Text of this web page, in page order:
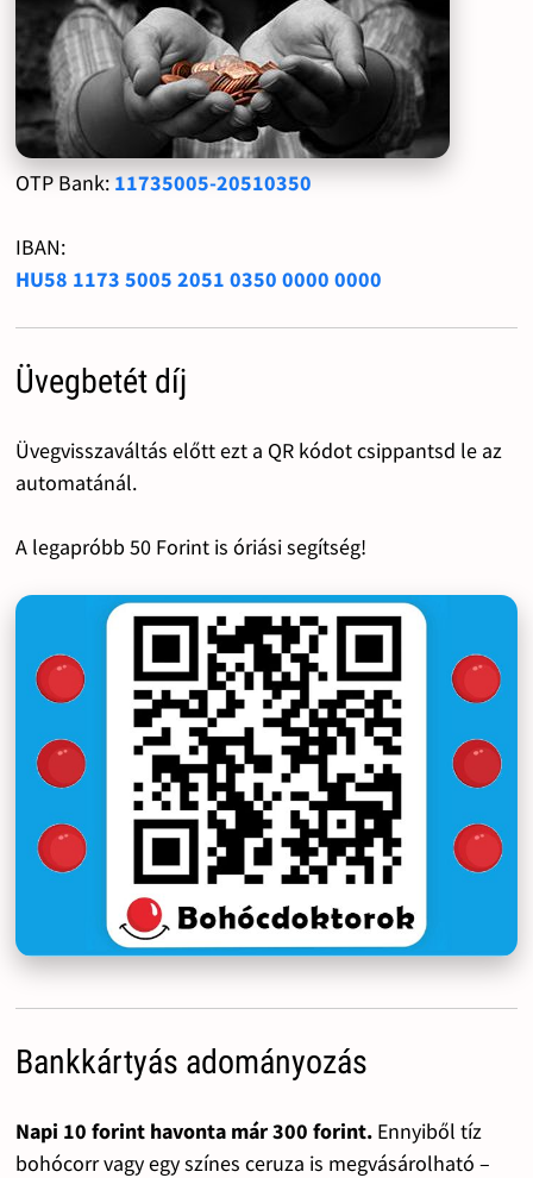
OTP Bank: 11735005-20510350
IBAN:
HU58 1173 5005 2051 0350 0000 0000
Üvegbetét díj
Üvegvisszaváltás előtt ezt a QR kódot csippantsd le az
automatánál.
A legapróbb 50 Forint is óriási segítség!
Bankkártyás adományozás
Napi 10 forint havonta már 300 forint.Ennyiből tíz
bohócorr vagy egy színes ceruza is megvásárolható –